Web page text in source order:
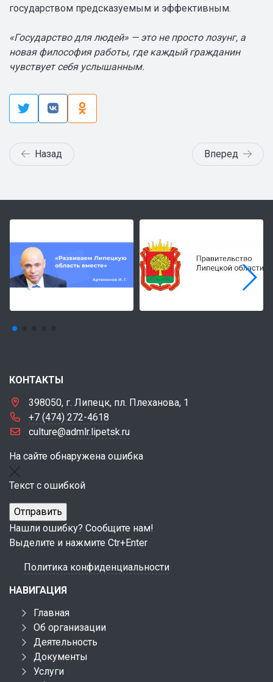
государством предсказуемым и эффективным.
«Государство для людей» — это не просто лозунг, а
новая философия работы, где каждый гражданин
чувствует себя услышанным.
Назад Вперед
КОНТАКТЫ
398050, г. Липецк, пл. Плеханова, 1
+7 (474) 272-4618
culture@admlr.lipetsk.ru
На сайте обнаружена ошибка
Текст с ошибкой
Нашли ошибку? Сообщите нам!
Выделите и нажмите Ctr+Enter
Политика конфиденциальности
НАВИГАЦИЯ
Главная
Об организации
Деятельность
Документы
Услуги